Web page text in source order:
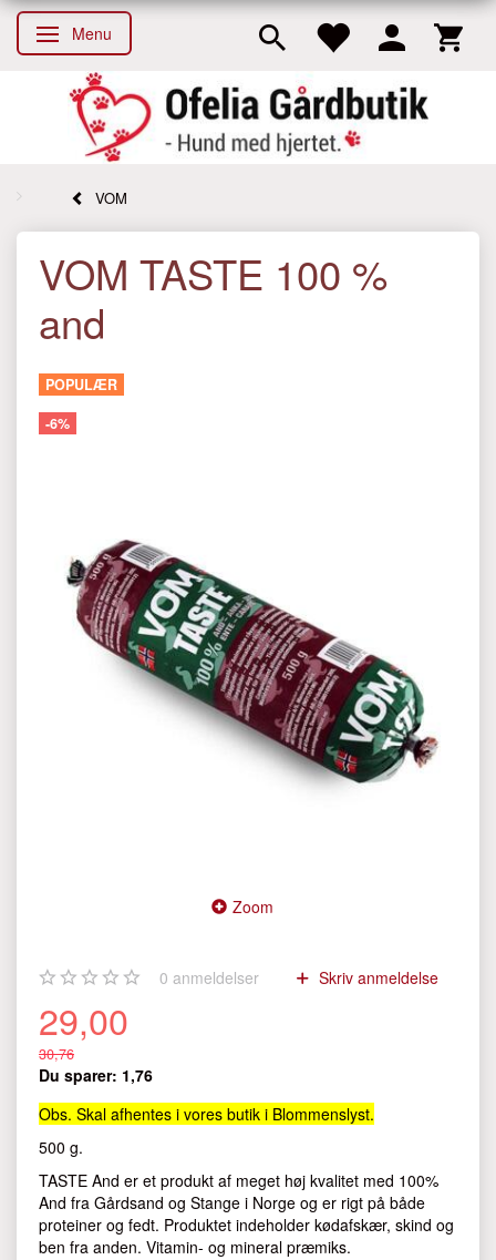
Skifte navigation
Menu
VOM
VOM TASTE 100 %
and
POPULÆR
-6%
Zoom
0 anmeldelser Skriv anmeldelse
29,00
30,76
Du sparer: 1,76
Obs. Skal afhentes i vores butik i Blommenslyst.
500 g.
TASTE And er et produkt af meget høj kvalitet med 100%
And fra Gårdsand og Stange i Norge og er rigt på både
proteiner og fedt. Produktet indeholder kødafskær, skind og
ben fra anden. Vitamin- og mineral præmiks.